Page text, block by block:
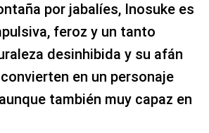
por jabalíes, Inosuke es
feroz y un tanto
desinhibida y su afán
en un personaje
también muy capaz en